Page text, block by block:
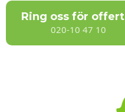
Ring oss för offert
020-10 47 10